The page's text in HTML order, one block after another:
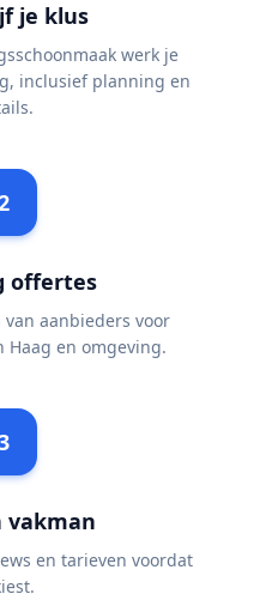
je klus
werk je
inclusief planning en
offertes
aanbieders voor
Haag en omgeving.
vakman
en tarieven voordat